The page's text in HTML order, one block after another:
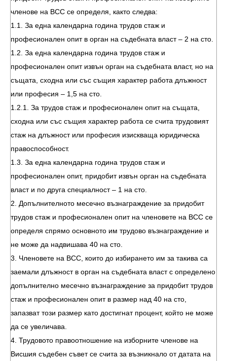
членове на ВСС се определя, както следва:
1.1. За една календарна година трудов стаж и
професионален опит в орган на съдебната власт – 2 на сто.
1.2. За една календарна година трудов стаж и
професионален опит извън орган на съдебната власт, но на
същата, сходна или със същия характер работа длъжност
или професия – 1,5 на сто.
1.2.1. За трудов стаж и професионален опит на същата,
сходна или със същия характер работа се счита трудовият
стаж на длъжност или професия изискваща юридическа
правоспособност.
1.3. За една календарна година трудов стаж и
професионален опит, придобит извън орган на съдебната
власт и по друга специалност – 1 на сто.
2. Допълнителното месечно възнаграждение за придобит
трудов стаж и професионален опит на членовете на ВСС се
определя спрямо основното им трудово възнаграждение и
не може да надвишава 40 на сто.
3. Членовете на ВСС, които до избирането им за такива са
заемали длъжност в орган на съдебната власт с определено
допълнително месечно възнаграждение за придобит трудов
стаж и професионален опит в размер над 40 на сто,
запазват този размер като достигнат процент, който не може
да се увеличава.
4. Трудовото правоотношение на изборните членове на
Висшия съдебен съвет се счита за възникнало от датата на